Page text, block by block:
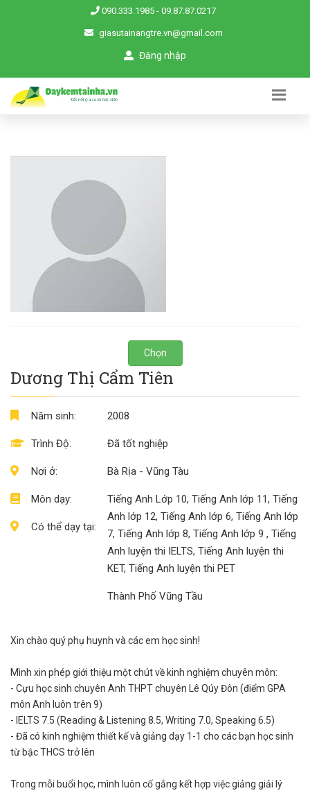
090.333.1985 - 09.87.87.0217
giasutainangtre.vn@gmail.com
Đăng nhập
Chọn
Dương Thị Cẩm Tiên
Năm sinh:
Trình Độ:
Nơi ở:
Môn dạy:
Có thể dạy tại:
2008
Đã tốt nghiệp
Bà Rịa - Vũng Tàu
Tiếng Anh Lớp 10, Tiếng Anh lớp 11, Tiếng
Anh lớp 12, Tiếng Anh lớp 6, Tiếng Anh lớp
7, Tiếng Anh lớp 8, Tiếng Anh lớp 9 , Tiếng
Anh luyện thi IELTS, Tiếng Anh luyện thi
KET, Tiếng Anh luyện thi PET
Thành Phố Vũng Tầu
Xin chào quý phụ huynh và các em học sinh!
Mình xin phép giới thiệu một chút về kinh nghiệm chuyên môn:
- Cựu học sinh chuyên Anh THPT chuyên Lê Qúy Đôn (điểm GPA
môn Anh luôn trên 9)
- IELTS 7.5 (Reading & Listening 8.5, Writing 7.0, Speaking 6.5)
- Đã có kinh nghiệm thiết kế và giảng dạy 1-1 cho các bạn học sinh
từ bậc THCS trở lên
Trong mỗi buổi học, mình luôn cố gắng kết hợp việc giảng giải lý